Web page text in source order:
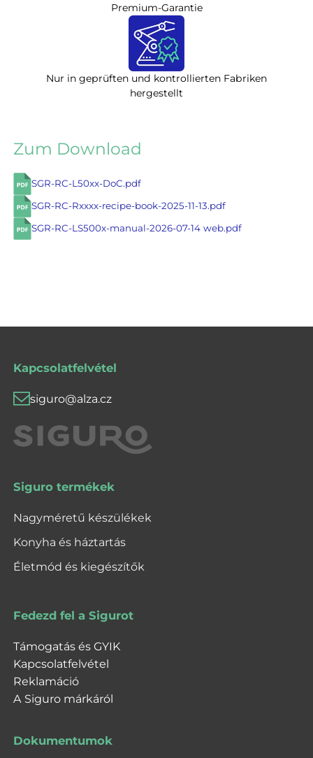
Premium-Garantie
Nur in geprüften und kontrollierten Fabriken
hergestellt
Zum Download
SGR-RC-L50xx-DoC.pdf
SGR-RC-Rxxxx-recipe-book-2025-11-13.pdf
SGR-RC-LS500x-manual-2026-07-14 web.pdf
Kapcsolatfelvétel
siguro@alza.cz
Siguro termékek
Nagyméretű készülékek
Konyha és háztartás
Életmód és kiegészítők
Fedezd fel a Sigurot
Támogatás és GYIK
Kapcsolatfelvétel
Reklamáció
A Siguro márkáról
Dokumentumok